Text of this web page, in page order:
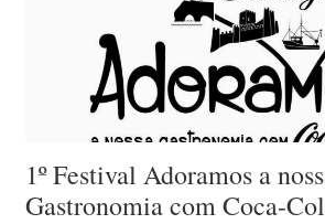
1º Festival Adoramos a
Gastronomia com Coca-